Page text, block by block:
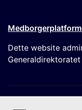
Dette website